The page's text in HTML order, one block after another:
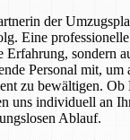
der
Eine
sondern
Personal mit, um
zu bewältigen. Ob
uns individuell an
Ablauf.